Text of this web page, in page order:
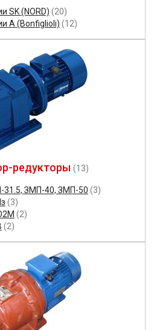
SK (NORD) (20)
A (Bonfiglioli) (12)
редукторы (13)
31.5, ЗМП-40, ЗМП-50 (3)
(3)
(2)
(2)